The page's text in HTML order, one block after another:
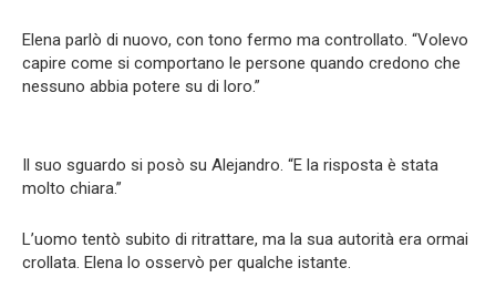
Elena parlò di nuovo, con tono fermo ma controllato. “Volevo
capire come si comportano le persone quando credono che
nessuno abbia potere su di loro.”
Il suo sguardo si posò su Alejandro. “E la risposta è stata
molto chiara.”
L’uomo tentò subito di ritrattare, ma la sua autorità era ormai
crollata. Elena lo osservò per qualche istante.